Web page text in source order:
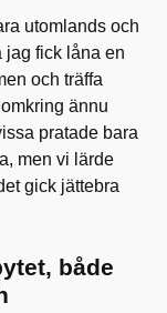
utomlands och
jag fick låna en
och träffa
ännu
pratade bara
men vi lärde
gick jättebra
både